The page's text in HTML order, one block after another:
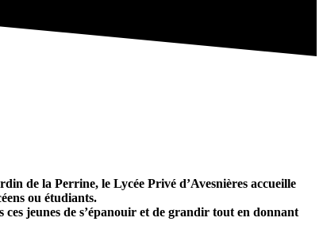
de la Perrine, le Lycée Privé d’Avesnières accueille
ou étudiants.
jeunes de s’épanouir et de grandir tout en donnant